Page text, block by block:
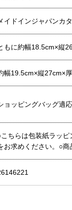
イドインジャパンカ
もに約幅18.5cm×縦
幅19.5cm×縦27cm×
ョッピングバッグ適応
こちらは包装紙ラッ
お求めください。○商